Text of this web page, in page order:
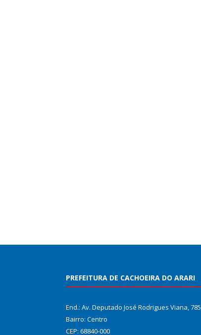
PREFEITURA DE CACHOEIRA DO ARARI
End.: Av. Deputado José Rodrigues Viana, 785
Bairro: Centro
CEP: 68840-000